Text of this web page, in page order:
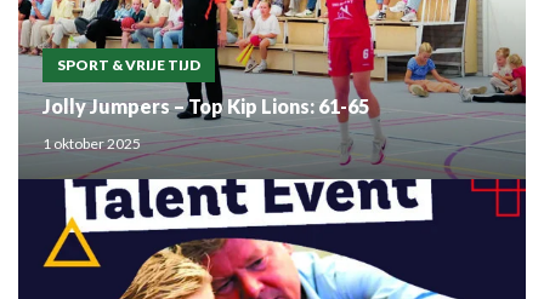
SPORT & VRIJE TIJD
Jolly Jumpers – Top Kip Lions: 61-65
1 oktober 2025